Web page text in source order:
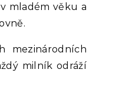
mladém věku a
mezinárodních
milník odráží